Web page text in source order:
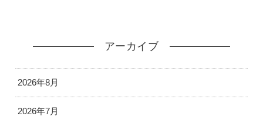
アーカイブ
2026年8月
2026年7月